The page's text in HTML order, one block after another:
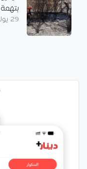
بتهمة
29 يوليو 2026